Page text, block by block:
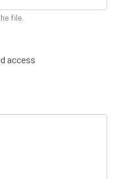
file.
access